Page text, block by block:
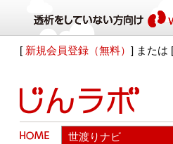
[ 新規会員登録（無料）] または [